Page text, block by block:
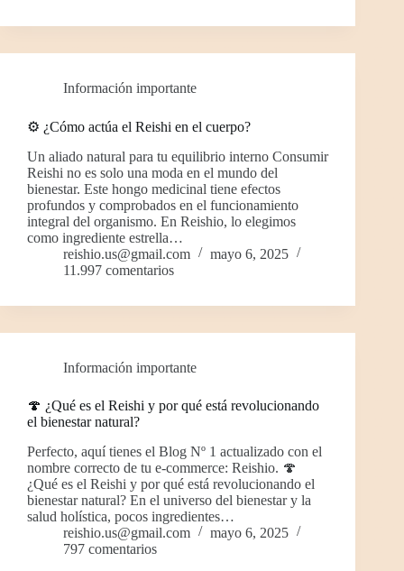
Información importante
⚙️ ¿Cómo actúa el Reishi en el cuerpo?
Un aliado natural para tu equilibrio interno Consumir
Reishi no es solo una moda en el mundo del
bienestar. Este hongo medicinal tiene efectos
profundos y comprobados en el funcionamiento
integral del organismo. En Reishio, lo elegimos
como ingrediente estrella…
reishio.us@gmail.com
mayo 6, 2025
11.997 comentarios
Información importante
🍄 ¿Qué es el Reishi y por qué está revolucionando
el bienestar natural?
Perfecto, aquí tienes el Blog Nº 1 actualizado con el
nombre correcto de tu e-commerce: Reishio. 🍄
¿Qué es el Reishi y por qué está revolucionando el
bienestar natural? En el universo del bienestar y la
salud holística, pocos ingredientes…
reishio.us@gmail.com
mayo 6, 2025
797 comentarios